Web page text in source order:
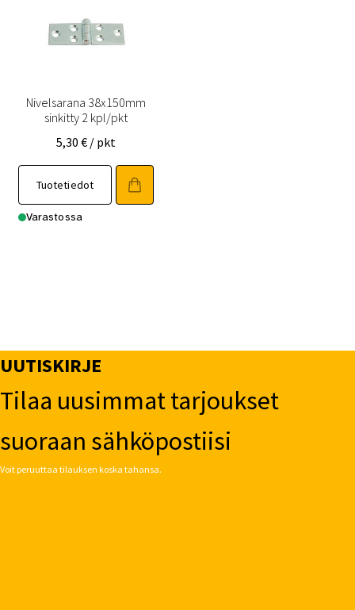
Nivelsarana 38x150mm
sinkitty 2 kpl/pkt
5,30 € / pkt
Tuotetiedot
Varastossa
UUTISKIRJE
Tilaa uusimmat tarjoukset
suoraan sähköpostiisi
Voit peruuttaa tilauksen koska tahansa.